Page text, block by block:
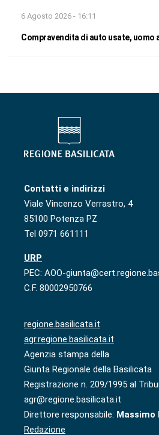
6 Agosto 2026 - 16:11
Compravendita di auto usate, uomo
Contatti e indirizzi
Viale Vincenzo Verrastro, 4
85100 Potenza PZ
Tel 0971 661111
URP
PEC: AOO-
C.F. 80002950766
regione.basilicata.it
agr.regione.basilicata.it
Agenzia stampa della
Giunta Regionale della Basilicata
Registrazione n. 209/1995 al
agr@regione.basilicata.it
Direttore responsabile:
Redazione